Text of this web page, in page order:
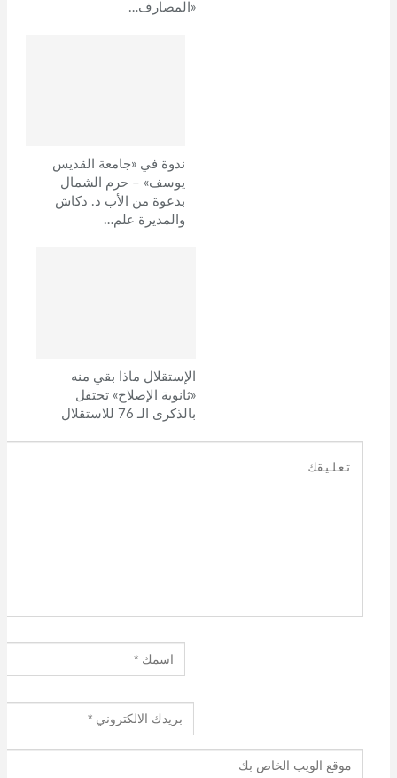
«المصارف…
ندوة في «جامعة القديس
يوسف» – حرم الشمال
بدعوة من الأب د. دكاش
والمديرة علم…
الإستقلال ماذا بقي منه
«ثانوية الإصلاح» تحتفل
بالذكرى الـ 76 للاستقلال